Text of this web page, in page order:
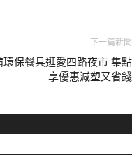
下一篇新聞
環保餐具逛愛四路夜市 集點
享優惠減塑又省錢